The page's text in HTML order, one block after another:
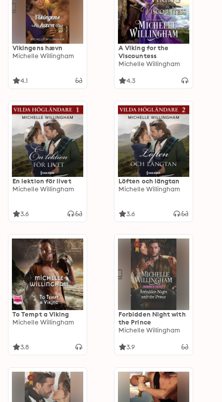
Vikingens hævn
Michelle Willingham
4.1
A Viking for the
Viscountess
Michelle Willingham
4.3
En lektion för livet
Michelle Willingham
3.6
Löften och längtan
Michelle Willingham
3.6
To Tempt a Viking
Michelle Willingham
3.8
Forbidden Night with
the Prince
Michelle Willingham
3.9